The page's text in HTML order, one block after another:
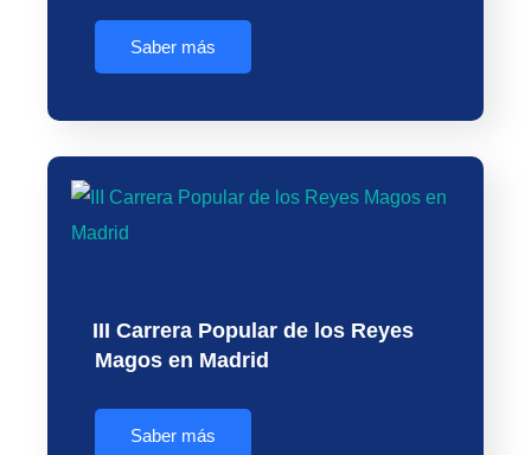
Saber más
III Carrera Popular de los Reyes
Magos en Madrid
Saber más